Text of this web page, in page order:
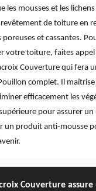
les mousses et les
de toiture en
et cassantes.
votre toiture, faites appel
Couverture qui fera
complet. Il
efficacement les
pour assurer
un produit anti-mousse
Couverture